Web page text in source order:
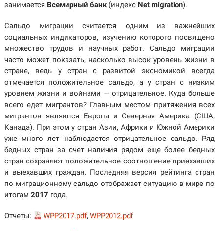
занимается Всемирный банк(индекс Net migration).
Сальдо миграции считается одним из важнейших
социальных индикаторов, изучению которого посвящено
множество трудов и научных работ. Сальдо миграции
часто может показать, насколько высок уровень жизни в
стране, ведь у стран с развитой экономикой всегда
отмечается положительное сальдо, а у стран с низким
уровнем жизни и войнами — отрицательное. Куда больше
всего едет мигрантов? Главным местом притяжения всех
мигрантов являются Европа и Северная Америка (США,
Канада). При этом у стран Азии, Африки и Южной Америки
уже много лет наблюдается отрицательное сальдо. Ряд
бедных стран за счет наличия рядом еще более бедных
стран сохраняют положительное соотношение приехавших
и выехавших граждан. Последняя версия рейтинга стран
по миграционному сальдо отображает ситуацию в мире по
итогам 2017 года.
Отчеты: WPP2017.pdf, WPP2012.pdf